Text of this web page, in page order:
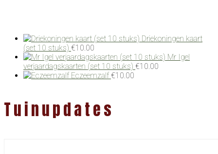
Driekoningen kaart
(set 10 stuks) €10.00
Mr Igel
verjaardagskaarten (set 10 stuks) €10.00
Eczeemzalf €10.00
Tuinupdates